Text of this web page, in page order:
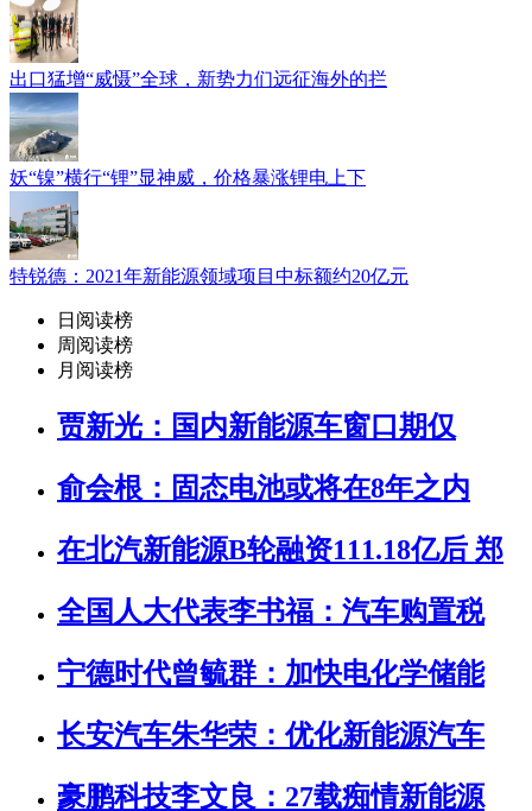
出口猛增“威慑”全球，新势力们远征海外的拦
妖“镍”横行“锂”显神威，价格暴涨锂电上下
特锐德：2021年新能源领域项目中标额约20亿元
日阅读榜
周阅读榜
月阅读榜
贾新光：国内新能源车窗口期仅
俞会根：固态电池或将在8年之内
在北汽新能源B轮融资111.18亿后 郑
全国人大代表李书福：汽车购置税
宁德时代曾毓群：加快电化学储能
长安汽车朱华荣：优化新能源汽车
豪鹏科技李文良：27载痴情新能源